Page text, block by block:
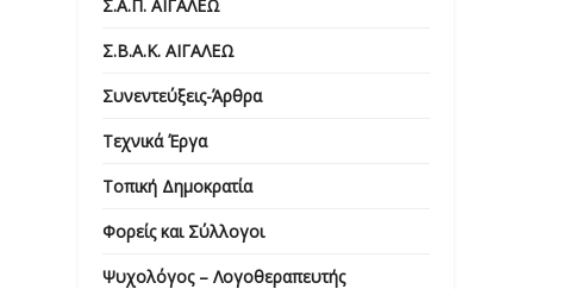
Σ.Α.Π. ΑΙΓΑΛΕΩ
Σ.Β.Α.Κ. ΑΙΓΑΛΕΩ
Συνεντεύξεις-Άρθρα
Τεχνικά Έργα
Τοπική Δημοκρατία
Φορείς και Σύλλογοι
Ψυχολόγος – Λογοθεραπευτής